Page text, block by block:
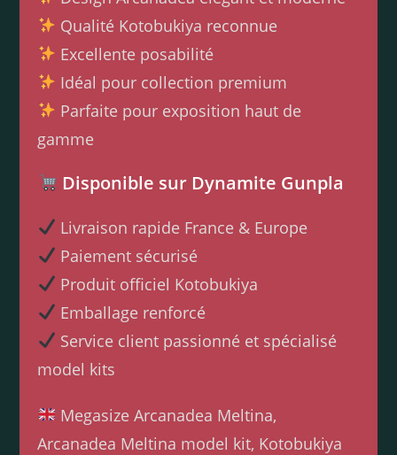
Qualité Kotobukiya reconnue
Excellente posabilité
Idéal pour collection premium
Parfaite pour exposition haut de
gamme
Disponible sur Dynamite Gunpla
Livraison rapide France & Europe
Paiement sécurisé
Produit officiel Kotobukiya
Emballage renforcé
Service client passionné et spécialisé
model kits
Megasize Arcanadea Meltina,
Arcanadea Meltina model kit, Kotobukiya